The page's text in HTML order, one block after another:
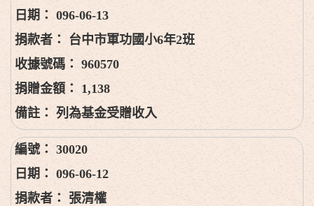
096-06-13
台中市軍功國小6年2班
960570
1,138
列為基金受贈收入
30020
096-06-12
張清權